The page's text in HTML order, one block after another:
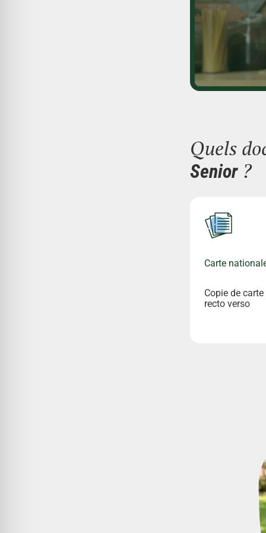
Quels
Senior?
Carte
Copie de
recto verso